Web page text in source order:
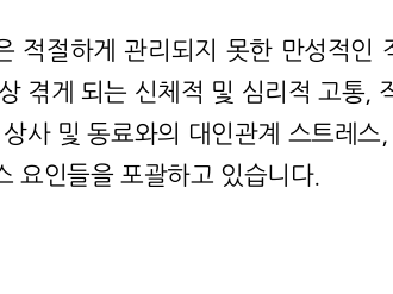
적절하게 관리되지 못한 만성적
겪게 되는 신체적 및 심리적 고통,
사 및 동료와의 대인관계 스트레
요인들을 포괄하고 있습니다.